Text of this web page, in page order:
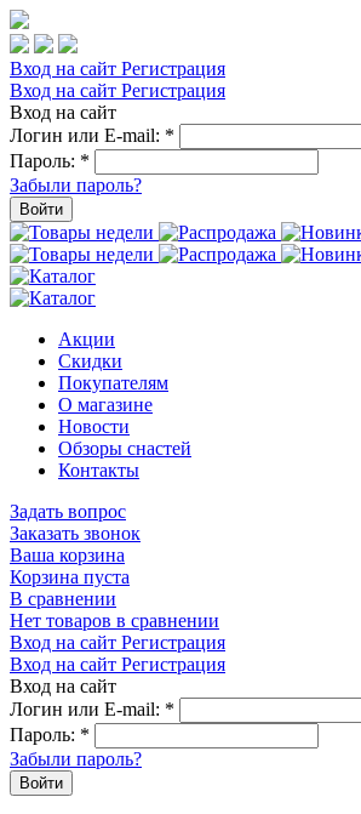
Вход на сайт Регистрация
Вход на сайт Регистрация
Вход на сайт
Логин или E-mail: *
Пароль: *
Забыли пароль?
Войти
Акции
Скидки
Покупателям
О магазине
Новости
Обзоры снастей
Контакты
Задать вопрос
Заказать звонок
Ваша корзина
Корзина пуста
В сравнении
Нет товаров в сравнении
Вход на сайт Регистрация
Вход на сайт Регистрация
Вход на сайт
Логин или E-mail: *
Пароль: *
Забыли пароль?
Войти